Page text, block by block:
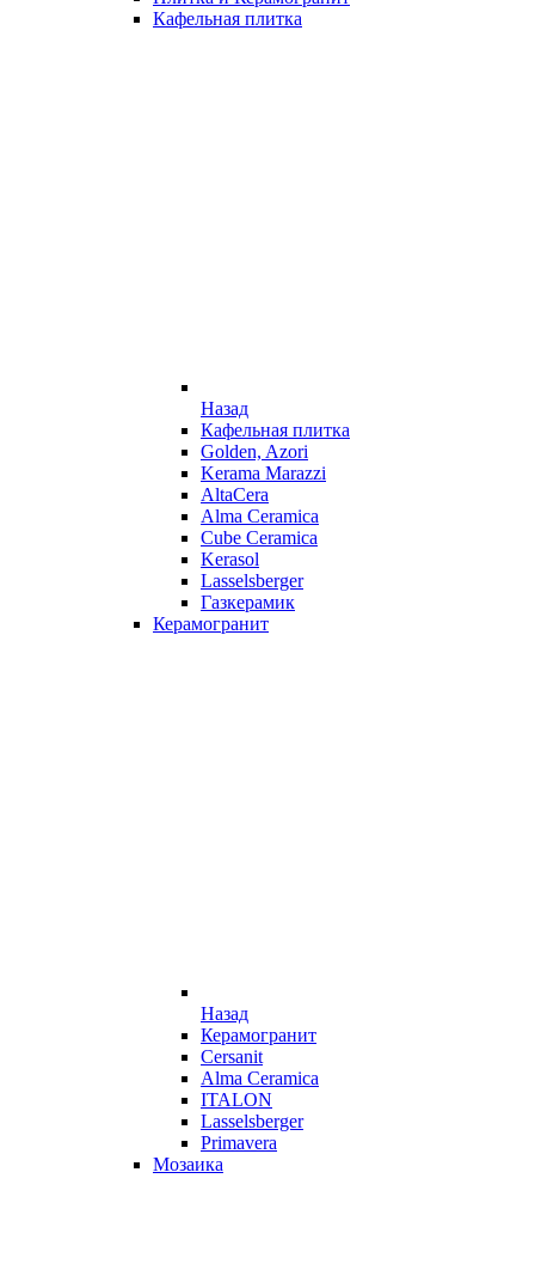
Кафельная плитка
Назад
Кафельная плитка
Golden, Azori
Kerama Marazzi
AltaCera
Alma Ceramica
Cube Ceramica
Kerasol
Lasselsberger
Газкерамик
Керамогранит
Назад
Керамогранит
Cersanit
Alma Ceramica
ITALON
Lasselsberger
Primavera
Мозаика